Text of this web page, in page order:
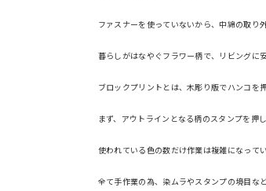
ファスナーを使っていないから、中綿の取り
暮らしがはなやぐフラワー柄で、リビングに
ブロックプリントとは、木彫り版でハンコを
まず、アウトラインとなる柄のスタンプを押
使われている色の数だけ作業は複雑になってい
全て手作業の為、染ムラやスタンプの境目な